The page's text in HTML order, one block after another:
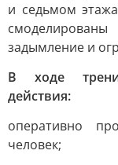
и седьмом
задымление и
В ходе
действия:
оперативно
человек;